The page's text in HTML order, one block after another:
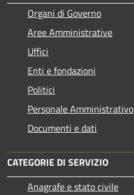
Organi di Governo
Aree Amministrative
Uffici
Enti e fondazioni
Politici
Personale Amministrativo
Documenti e dati
CATEGORIE DI SERVIZIO
Anagrafe e stato civile